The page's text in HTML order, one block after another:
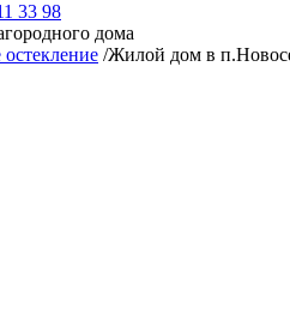
33 98
дома
/Жилой дом в